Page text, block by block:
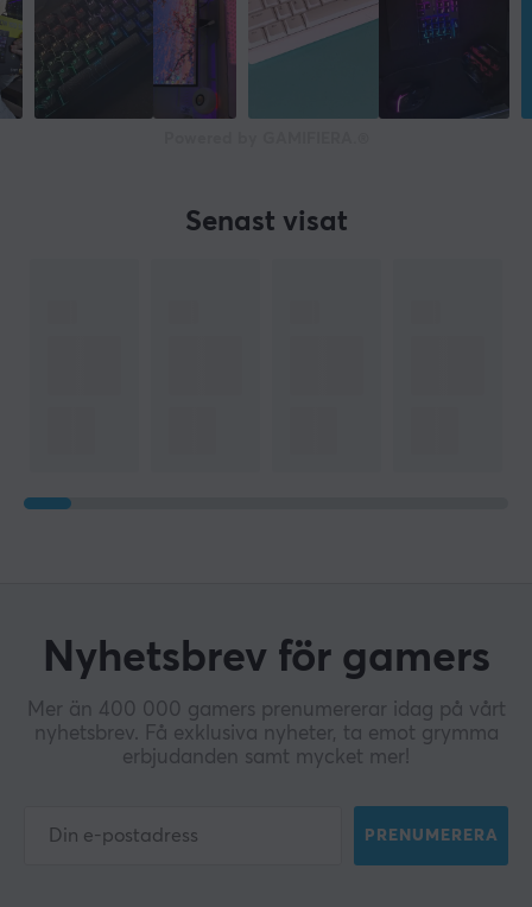
Senast visat
Nyhetsbrev för gamers
Mer än 400 000 gamers prenumererar idag på vårt
nyhetsbrev. Få exklusiva nyheter, ta emot grymma
erbjudanden samt mycket mer!
PRENUMERERA